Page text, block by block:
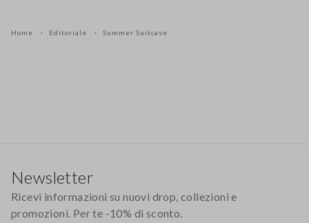
Home Editoriale Summer Suitcase
Newsletter
Ricevi informazioni su nuovi drop, collezioni e
promozioni. Per te -10% di sconto.